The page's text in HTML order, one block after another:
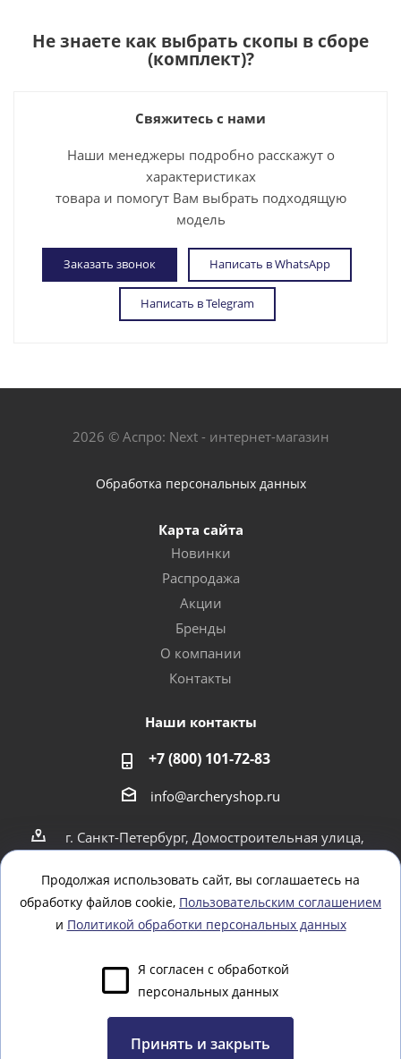
Не знаете как выбрать скопы в сборе
(комплект)?
Свяжитесь с нами
Наши менеджеры подробно расскажут о
характеристиках
товара и помогут Вам выбрать подходящую
модель
Заказать звонок Написать в WhatsApp
Написать в Telegram
2026 © Аспро: Next - интернет-магазин
Обработка персональных данных
Карта сайта
Новинки
Распродажа
Акции
Бренды
О компании
Контакты
Наши контакты
+7 (800) 101-72-83
info@archeryshop.ru
г. Санкт-Петербург, Домостроительная улица,
г. Санкт-Петербург Пионерская 21
Оставайтесь на связи
Продолжая использовать сайт, вы соглашаетесь на
обработку файлов cookie, Пользовательским соглашением
и Политикой обработки персональных данных
Я согласен с обработкой
персональных данных
Принять и закрыть